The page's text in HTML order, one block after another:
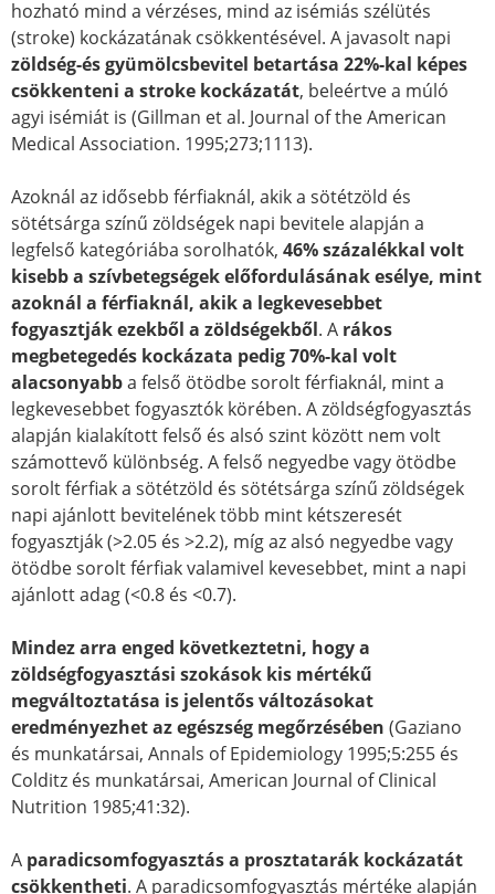
hozható mind a vérzéses, mind az isémiás szélütés
(stroke) kockázatának csökkentésével. A javasolt napi
zöldség-és gyümölcsbevitel betartása 22%-kal képes
csökkenteni a stroke kockázatát, beleértve a múló
agyi isémiát is (Gillman et al. Journal of the American
Medical Association. 1995;273;1113).
Azoknál az idősebb férfiaknál, akik a sötétzöld és
sötétsárga színű zöldségek napi bevitele alapján a
legfelső kategóriába sorolhatók, 46% százalékkal volt
kisebb a szívbetegségek előfordulásának esélye, mint
azoknál a férfiaknál, akik a legkevesebbet
fogyasztják ezekből a zöldségekből. A rákos
megbetegedés kockázata pedig 70%-kal volt
alacsonyabba felső ötödbe sorolt férfiaknál, mint a
legkevesebbet fogyasztók körében. A zöldségfogyasztás
alapján kialakított felső és alsó szint között nem volt
számottevő különbség. A felső negyedbe vagy ötödbe
sorolt férfiak a sötétzöld és sötétsárga színű zöldségek
napi ajánlott bevitelének több mint kétszeresét
fogyasztják (>2.05 és >2.2), míg az alsó negyedbe vagy
ötödbe sorolt férfiak valamivel kevesebbet, mint a napi
ajánlott adag (<0.8 és <0.7).
Mindez arra enged következtetni, hogy a
zöldségfogyasztási szokások kis mértékű
megváltoztatása is jelentős változásokat
eredményezhet az egészség megőrzésében (Gaziano
és munkatársai, Annals of Epidemiology 1995;5:255 és
Colditz és munkatársai, American Journal of Clinical
Nutrition 1985;41:32).
A paradicsomfogyasztás a prosztatarák kockázatát
csökkentheti. A paradicsomfogyasztás mértéke alapján